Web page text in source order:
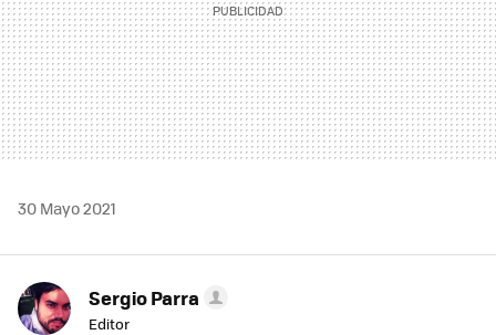
30 Mayo 2021
Sergio Parra
Editor